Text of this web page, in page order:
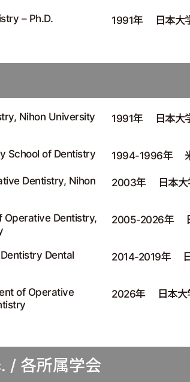
– Ph.D. 1991年 日本大
Nihon University
School of Dentistry
Dentistry, Nihon
Operative Dentistry,
Dental
of Operative
1991年 日本大
1994-1996年
2003年 日本
2005-2026年
2014-2019年
2026年 日本
/ 各所属学会